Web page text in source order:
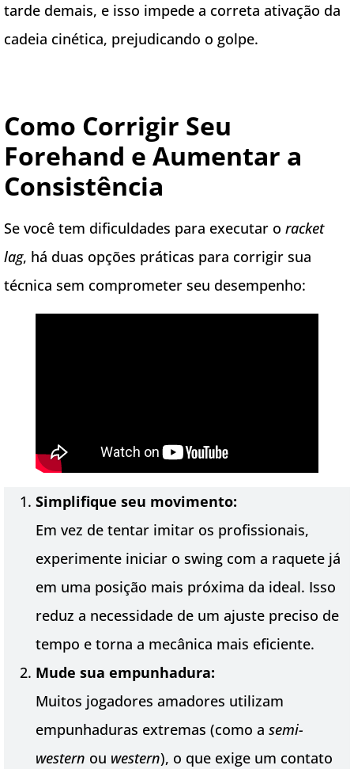
tarde demais, e isso impede a correta ativação da
cadeia cinética, prejudicando o golpe.
Como Corrigir Seu
Forehand e Aumentar a
Consistência
Se você tem dificuldades para executar o racket
lag, há duas opções práticas para corrigir sua
técnica sem comprometer seu desempenho:
Simplifique seu movimento:
Em vez de tentar imitar os profissionais,
experimente iniciar o swing com a raquete já
em uma posição mais próxima da ideal. Isso
reduz a necessidade de um ajuste preciso de
tempo e torna a mecânica mais eficiente.
Mude sua empunhadura:
Muitos jogadores amadores utilizam
empunhaduras extremas (como a semi-
western ou western), o que exige um contato